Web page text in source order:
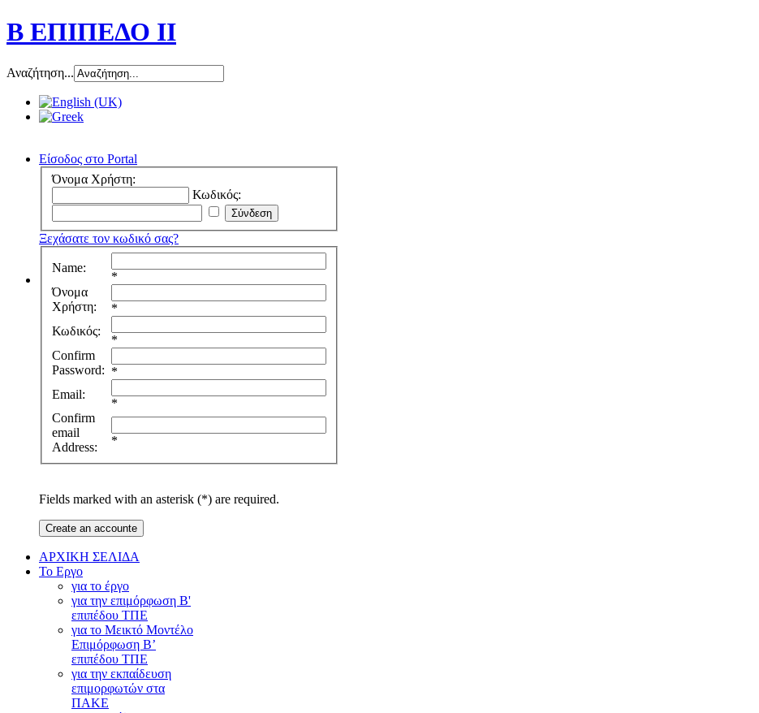
Β ΕΠΙΠΕΔΟ ΙΙ
Αναζήτηση...
Είσοδος στο Portal
Όνομα Χρήστη:
Κωδικός:
Ξεχάσατε τον κωδικό σας?
Name:
*
Όνομα
Χρήστη:
*
Κωδικός:
*
Confirm
Password: *
Email:
*
Confirm
email
Address:
*
Fields marked with an asterisk (*) are required.
Create an accounte
ΑΡΧΙΚΗ ΣΕΛΙΔΑ
Το Εργο
για το έργο
για την επιμόρφωση Β'
επιπέδου ΤΠΕ
για το Μεικτό Μοντέλο
Επιμόρφωση Β’
επιπέδου ΤΠΕ
για την εκπαίδευση
επιμορφωτών στα
ΠΑΚΕ